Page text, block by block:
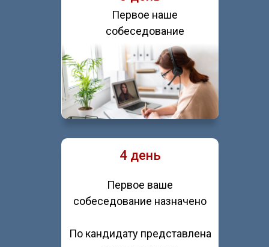
Первое наше
собеседование
4 день
Первое ваше
собеседование назначено
По кандидату представлена